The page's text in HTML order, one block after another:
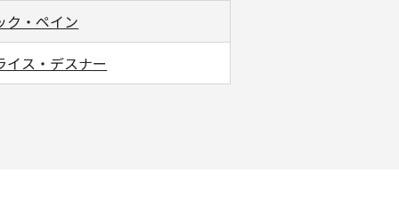
ク・ペイン
イス・デスナー